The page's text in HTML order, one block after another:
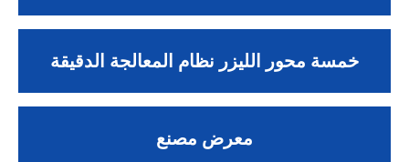
خمسة محور الليزر نظام المعالجة الدقيقة
معرض مصنع